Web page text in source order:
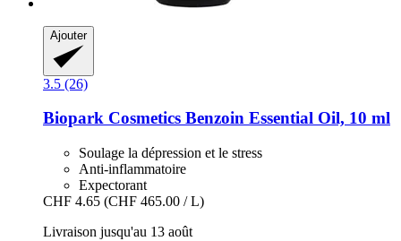
Ajouter
3.5 (26)
Biopark Cosmetics Benzoin Essential Oil, 10 ml
Soulage la dépression et le stress
Anti-inflammatoire
Expectorant
CHF 4.65 (CHF 465.00 / L)
Livraison jusqu'au 13 août